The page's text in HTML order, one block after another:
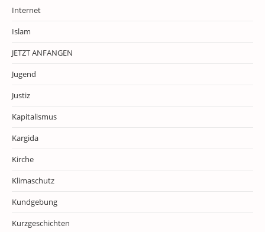
Internet
Islam
JETZT ANFANGEN
Jugend
Justiz
Kapitalismus
Kargida
Kirche
Klimaschutz
Kundgebung
Kurzgeschichten